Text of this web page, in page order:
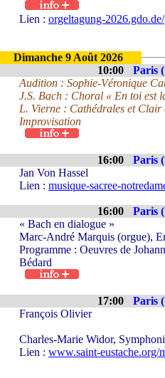
Lien : orgeltagung-2026.gdo.de/
Dimanche 9 Août 2026
10:00
Paris
Audition : Sophie-Véronique
J.S. Bach : Choral « En toi est
L. Vierne : Cathédrales et Clair
Improvisation
16:00 Paris
Jan Von Hassel
Lien : musique-sacree-
16:00 Paris
« Bach en dialogue »
Marc-André Marquis (orgue),
Programme : Oeuvres de
Bédard
17:00 Paris
François Olivier
Charles-Marie Widor,
Lien : www.saint-eustache.org/